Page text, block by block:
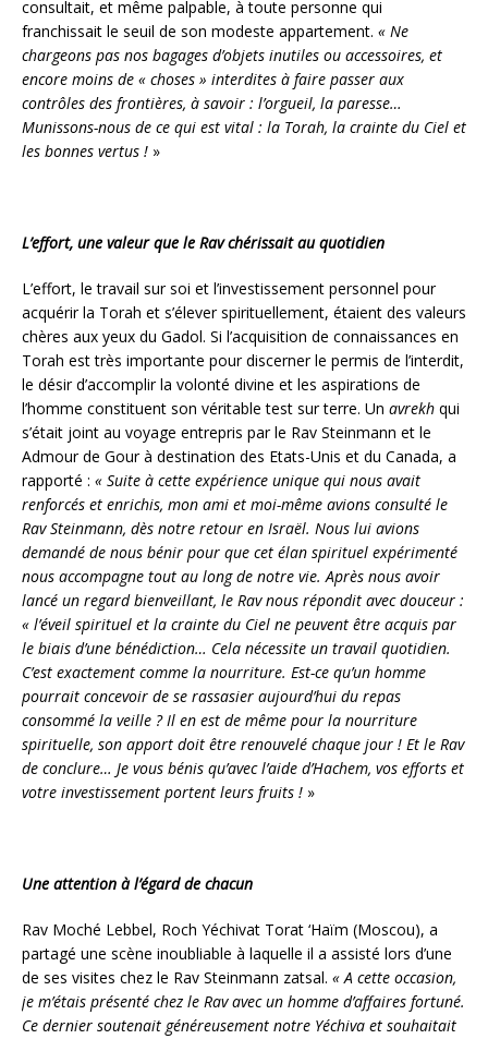
consultait, et même palpable, à toute personne qui
franchissait le seuil de son modeste appartement. « Ne
chargeons pas nos bagages d’objets inutiles ou accessoires, et
encore moins de « choses » interdites à faire passer aux
contrôles des frontières, à savoir : l’orgueil, la paresse…
Munissons-nous de ce qui est vital : la Torah, la crainte du Ciel et
les bonnes vertus ! »
L’effort, une valeur que le Rav chérissait au quotidien
L’effort, le travail sur soi et l’investissement personnel pour
acquérir la Torah et s’élever spirituellement, étaient des valeurs
chères aux yeux du Gadol. Si l’acquisition de connaissances en
Torah est très importante pour discerner le permis de l’interdit,
le désir d’accomplir la volonté divine et les aspirations de
l’homme constituent son véritable test sur terre. Un avrekh qui
s’était joint au voyage entrepris par le Rav Steinmann et le
Admour de Gour à destination des Etats-Unis et du Canada, a
rapporté : « Suite à cette expérience unique qui nous avait
renforcés et enrichis, mon ami et moi-même avions consulté le
Rav Steinmann, dès notre retour en Israël. Nous lui avions
demandé de nous bénir pour que cet élan spirituel expérimenté
nous accompagne tout au long de notre vie. Après nous avoir
lancé un regard bienveillant, le Rav nous répondit avec douceur :
« l’éveil spirituel et la crainte du Ciel ne peuvent être acquis par
le biais d’une bénédiction… Cela nécessite un travail quotidien.
C’est exactement comme la nourriture. Est-ce qu’un homme
pourrait concevoir de se rassasier aujourd’hui du repas
consommé la veille ? Il en est de même pour la nourriture
spirituelle, son apport doit être renouvelé chaque jour ! Et le Rav
de conclure… Je vous bénis qu’avec l’aide d’Hachem, vos efforts et
votre investissement portent leurs fruits ! »
Une attention à l’égard de chacun
Rav Moché Lebbel, Roch Yéchivat Torat ‘Haïm (Moscou), a
partagé une scène inoubliable à laquelle il a assisté lors d’une
de ses visites chez le Rav Steinmann zatsal. « A cette occasion,
je m’étais présenté chez le Rav avec un homme d’affaires fortuné.
Ce dernier soutenait généreusement notre Yéchiva et souhaitait